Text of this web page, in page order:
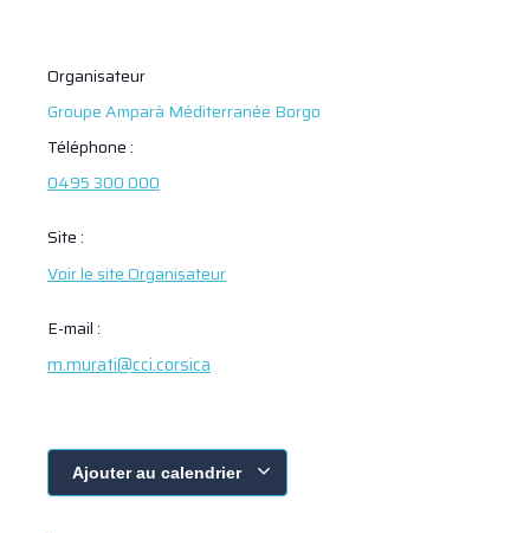
Organisateur
Groupe Amparà Méditerranée Borgo
Téléphone :
0495 300 000
Site :
Voir le site Organisateur
E-mail :
m.murati@cci.corsica
Ajouter au calendrier